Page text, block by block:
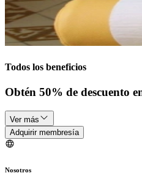
Todos los beneficios
Obtén 50% de descuento
Ver más
Adquirir membresía
Nosotros